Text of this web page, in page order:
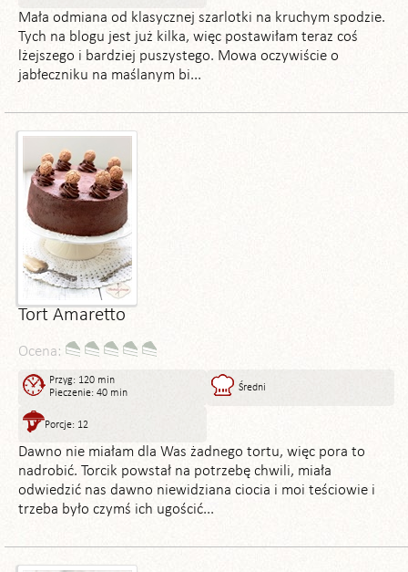
Mała odmiana od klasycznej szarlotki na kruchym spodzie.
Tych na blogu jest już kilka, więc postawiłam teraz coś
lżejszego i bardziej puszystego. Mowa oczywiście o
jabłeczniku na maślanym bi...
Tort Amaretto
Ocena:
Przyg: 120 min
Pieczenie: 40 min
Średni
Porcje: 12
Dawno nie miałam dla Was żadnego tortu, więc pora to
nadrobić. Torcik powstał na potrzebę chwili, miała
odwiedzić nas dawno niewidziana ciocia i moi teściowie i
trzeba było czymś ich ugościć...